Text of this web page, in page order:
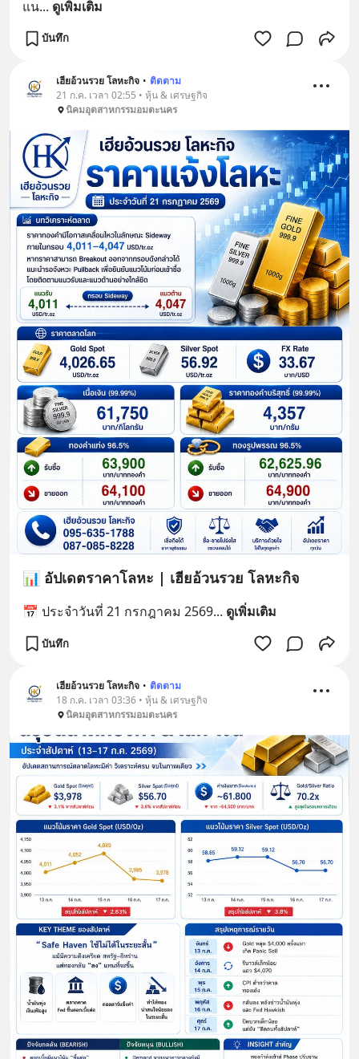
แน... ดูเพิ่มเติม
บันทึก
เฮียอ้วนรวย โลหะกิจ • ติดตาม
21 ก.ค. เวลา 02:55 • หุ้น & เศรษฐกิจ
นิคมอุตสาหกรรมอมตะนคร
📊 อัปเดตราคาโลหะ | เฮียอ้วนรวย โลหะกิจ
📅 ประจำวันที่ 21 กรกฎาคม 2569... ดูเพิ่มเติม
บันทึก
เฮียอ้วนรวย โลหะกิจ • ติดตาม
18 ก.ค. เวลา 03:36 • หุ้น & เศรษฐกิจ
นิคมอุตสาหกรรมอมตะนคร